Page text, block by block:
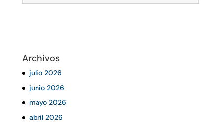
Archivos
julio 2026
junio 2026
mayo 2026
abril 2026